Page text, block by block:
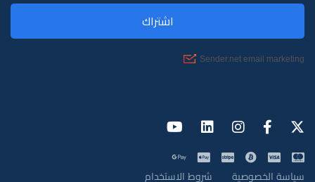
سياسة الخصوصية شروط الاستخدام